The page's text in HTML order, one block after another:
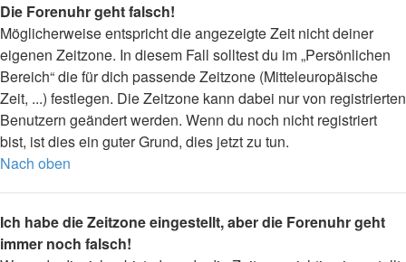
Die Forenuhr geht falsch!
Möglicherweise entspricht die angezeigte Zeit nicht deiner
eigenen Zeitzone. In diesem Fall solltest du im „Persönlichen
Bereich“ die für dich passende Zeitzone (Mitteleuropäische
Zeit, ...) festlegen. Die Zeitzone kann dabei nur von registrierten
Benutzern geändert werden. Wenn du noch nicht registriert
bist, ist dies ein guter Grund, dies jetzt zu tun.
Nach oben
Ich habe die Zeitzone eingestellt, aber die Forenuhr geht
immer noch falsch!